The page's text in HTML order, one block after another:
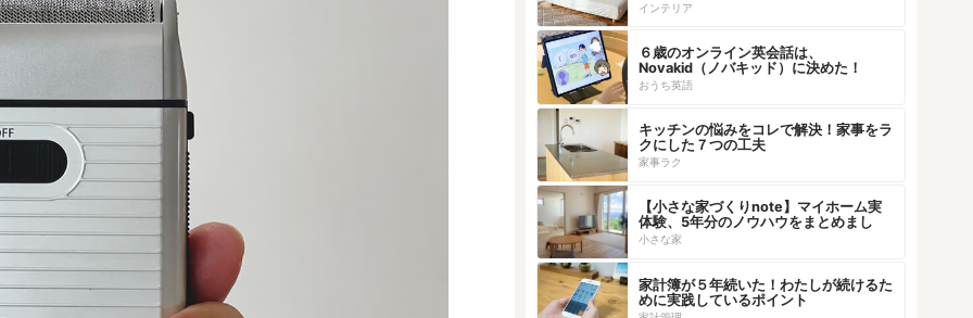
インテリア
６歳のオンライン英会話は、
Novakid（ノバキッド）に決めた！
おうち英語
キッチンの悩みをコレで解決！家事をラ
クにした７つの工夫
家事ラク
【小さな家づくりnote】マイホーム実
体験、5年分のノウハウをまとめまし
た！
小さな家
家計簿が５年続いた！わたしが続けるた
めに実践しているポイント